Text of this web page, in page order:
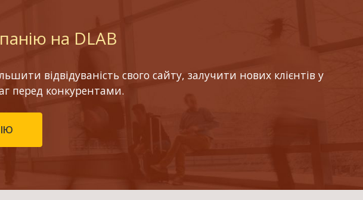
на DLAB
відвідуваність свого сайту, залучити нових клієнтів у
перед конкурентами.